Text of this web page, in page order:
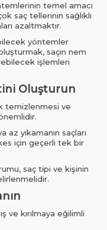
temel amacı
saç tellerinin sağlıklı
azaltmaktır.
yöntemler
saçın nem
işlemleri
Oluşturun
temizlenmesi ve
az yıkamanın saçları
için geçerli tek bir
saç tipi ve kişinin
ve kırılmaya eğilimli